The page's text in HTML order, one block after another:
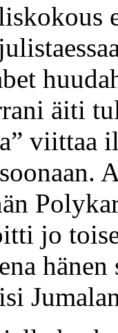
äiti
viittaa
jo
hänen